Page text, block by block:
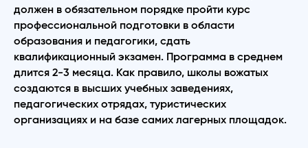
должен в обязательном порядке пройти курс
профессиональной подготовки в области
образования и педагогики, сдать
квалификационный экзамен. Программа в среднем
длится 2-3 месяца. Как правило, школы вожатых
создаются в высших учебных заведениях,
педагогических отрядах, туристических
организациях и на базе самих лагерных площадок.